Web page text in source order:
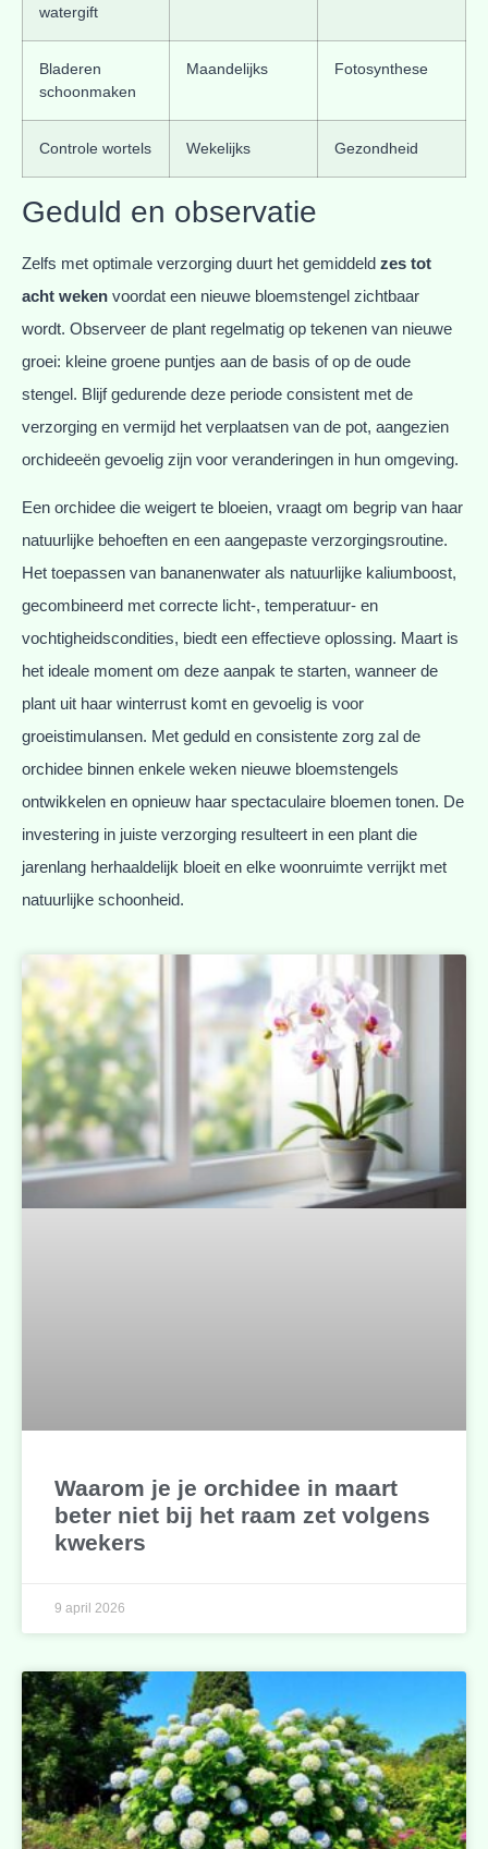
Waarom je je orchidee in maart
beter niet bij het raam zet volgens
kwekers
9 april 2026
watergift
Bladeren
schoonmaken
Maandelijks Fotosynthese
Controle wortels Wekelijks Gezondheid
Geduld en observatie
Zelfs met optimale verzorging duurt het gemiddeld zes tot
acht weken voordat een nieuwe bloemstengel zichtbaar
wordt. Observeer de plant regelmatig op tekenen van nieuwe
groei: kleine groene puntjes aan de basis of op de oude
stengel. Blijf gedurende deze periode consistent met de
verzorging en vermijd het verplaatsen van de pot, aangezien
orchideeën gevoelig zijn voor veranderingen in hun omgeving.
Een orchidee die weigert te bloeien, vraagt om begrip van haar
natuurlijke behoeften en een aangepaste verzorgingsroutine.
Het toepassen van bananenwater als natuurlijke kaliumboost,
gecombineerd met correcte licht-, temperatuur- en
vochtigheidscondities, biedt een effectieve oplossing. Maart is
het ideale moment om deze aanpak te starten, wanneer de
plant uit haar winterrust komt en gevoelig is voor
groeistimulansen. Met geduld en consistente zorg zal de
orchidee binnen enkele weken nieuwe bloemstengels
ontwikkelen en opnieuw haar spectaculaire bloemen tonen. De
investering in juiste verzorging resulteert in een plant die
jarenlang herhaaldelijk bloeit en elke woonruimte verrijkt met
natuurlijke schoonheid.